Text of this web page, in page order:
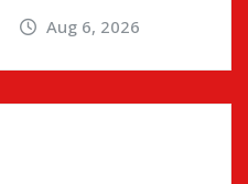
Aug 6, 2026